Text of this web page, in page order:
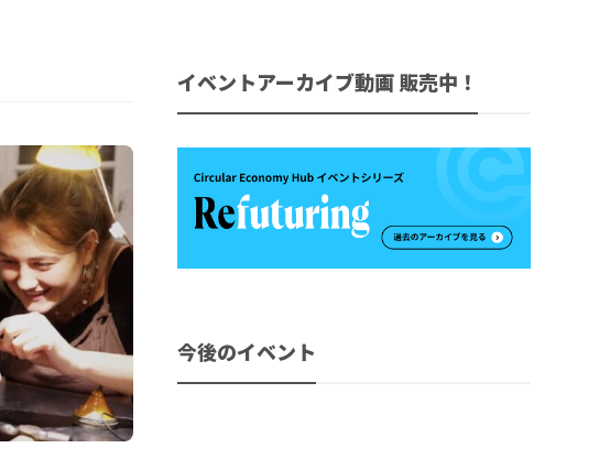
イベントアーカイブ動画 販売中！
今後のイベント